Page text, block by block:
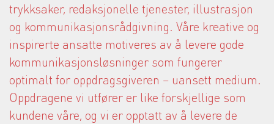
trykksaker, redaksjonelle tjenester, illustrasjon
og kommunikasjonsrådgivning. Våre kreative og
inspirerte ansatte motiveres av å levere gode
kommunikasjonsløsninger som fungerer
optimalt for oppdragsgiveren – uansett medium.
Oppdragene vi utfører er like forskjellige som
kundene våre, og vi er opptatt av å levere de